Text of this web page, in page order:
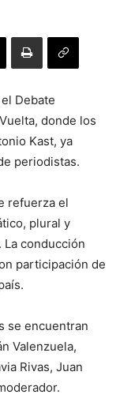
Debate
donde los
Kast, ya
periodistas.
refuerza el
plural y
conducción
participación de
se encuentran
Valenzuela,
Rivas, Juan